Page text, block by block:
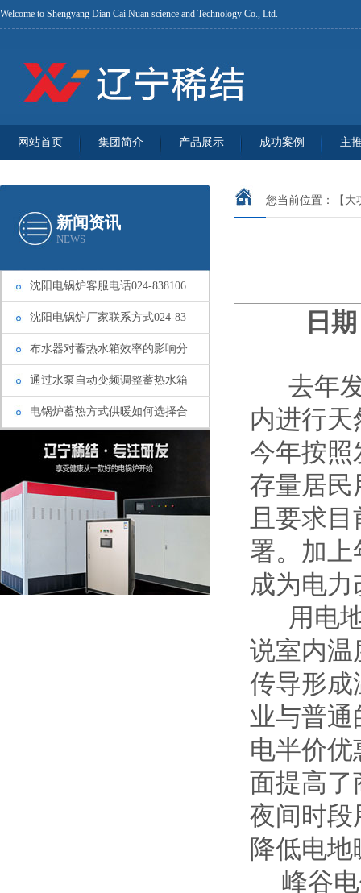
Welcome to Shengyang Dian Cai Nuan science and Technology Co., Ltd.
网站首页 集团简介 产品展示 成功案例 主
新闻资讯
NEWS
沈阳电锅炉客服电话024-838106
沈阳电锅炉厂家联系方式024-83
布水器对蓄热水箱效率的影响分
通过水泵自动变频调整蓄热水箱
电锅炉蓄热方式供暖如何选择合
您当前位置： 【
日
去年发
内进行
今年按照
存量居民
且要求
署。加
成为电
用电地
说室内温
传导形成
业与普通
电半价
面提高
夜间时段
降低电
峰谷电